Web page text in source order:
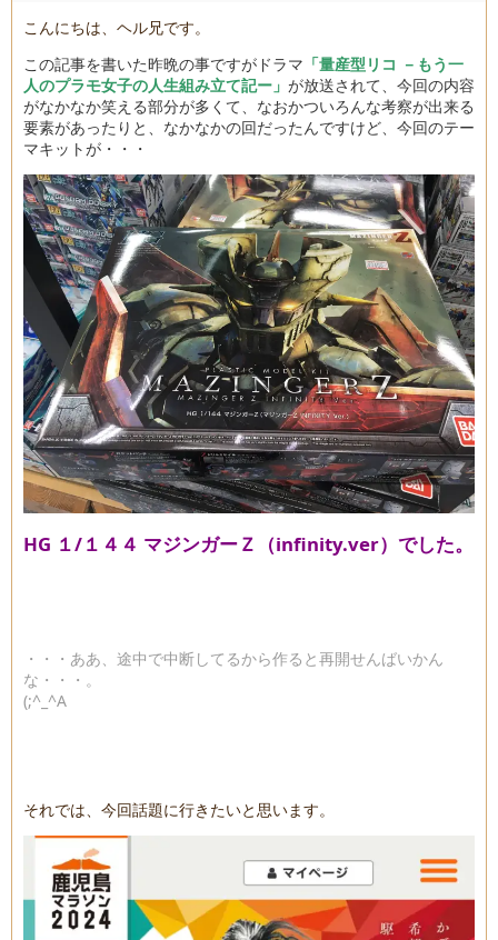
こんにちは、ヘル兄です。
この記事を書いた昨晩の事ですがドラマ 「量産型リコ －もう一
人のプラモ女子の人生組み立て記ー」 が放送されて、今回の内容
がなかなか笑える部分が多くて、なおかついろんな考察が出来る
要素があったりと、なかなかの回だったんですけど、今回のテー
マキットが・・・
HG １/１４４ マジンガーＺ（infinity.ver）でした。
・・・ああ、途中で中断してるから作ると再開せんばいかん
な・・・。
(;^_^A
それでは、今回話題に行きたいと思います。